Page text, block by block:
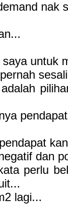
nak
saya untuk
dan
perlu
lagi...